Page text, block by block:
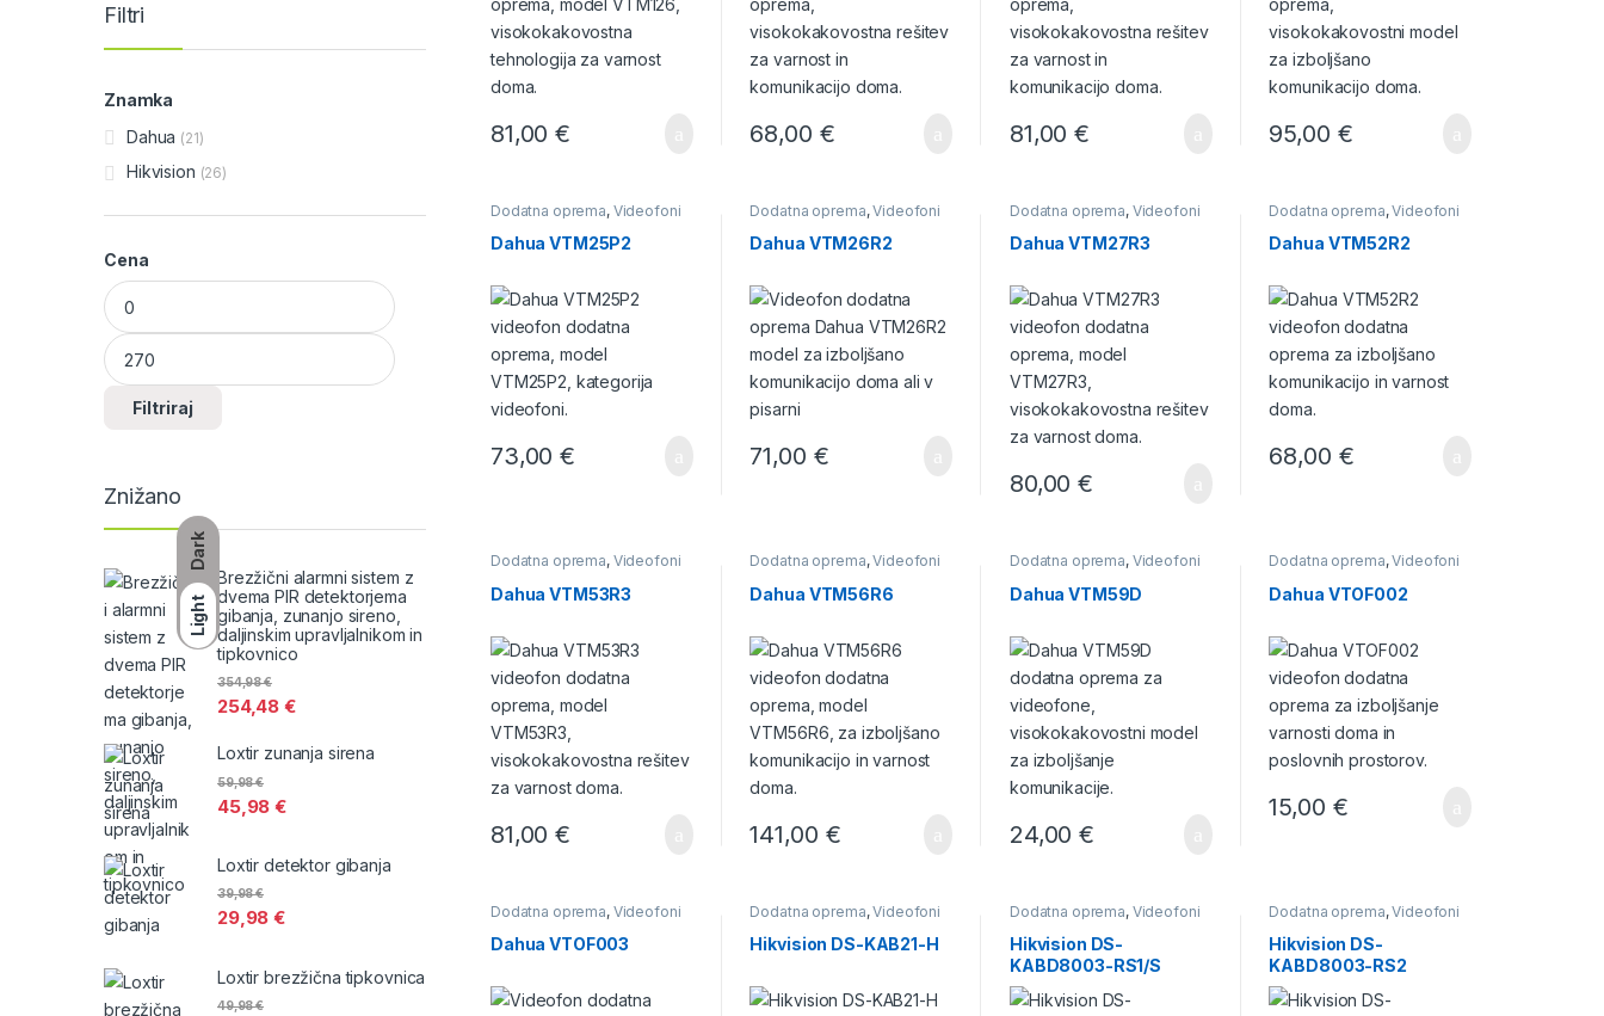
Dark
Light
81,00€ 68,00 € 81,00€ 95,00 €
Dodatna oprema, Videofoni
Dahua VTM25P2
73,00€
Dodatna oprema,Videofoni
Dahua VTM26R2
71,00 €
Dodatna oprema, Videofoni
Dahua VTM27R3
80,00€
Dodatna oprema,Videofoni
Dahua VTM52R2
68,00 €
Dodatna oprema, Videofoni
Dahua VTM53R3
81,00€
Dodatna oprema,Videofoni
Dahua VTM56R6
141,00 €
Dodatna oprema, Videofoni
Dahua VTM59D
24,00€
Dodatna oprema,Videofoni
Dahua VTOF002
15,00 €
Dodatna oprema, Videofoni
Dahua VTOF003
Dodatna oprema,Videofoni
Hikvision DS-KAB21-H
Dodatna oprema, Videofoni
Hikvision DS-
KABD8003-RS1/S
Dodatna oprema,Videofoni
Hikvision DS-
KABD8003-RS2
Filtri
Znamka
Dahua (21)
Hikvision (26)
Cena
Min cena
Max cena
Filtriraj
Znižano
Brezžični alarmni sistem z
dvema PIR detektorjema
gibanja, zunanjo sireno,
daljinskim upravljalnikom in
tipkovnico
254,48€
354,98€
Loxtir zunanja sirena
45,98€
59,98€
Loxtir detektor gibanja
29,98€
39,98€
Loxtir brezžična tipkovnica
49,98€